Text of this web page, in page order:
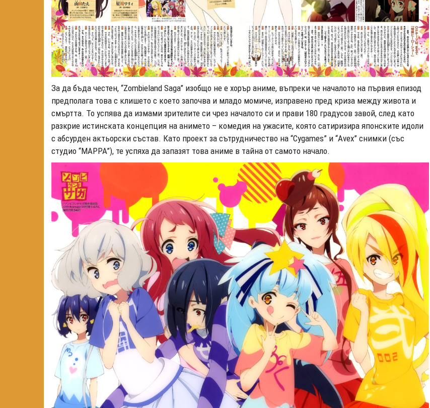
За да бъда честен, “Zombieland Saga” изобщо не е хорър аниме, въпреки че началото на първия епизод
предполага това с клишето с което започва и младо момиче, изправено пред криза между живота и
смъртта. То успява да измами зрителите си чрез началото си и прави 180 градусов завой, след като
разкрие истинската концепция на анимето – комедия на ужасите, която сатиризира японските идоли
с абсурден актьорски състав. Като проект за сътрудничество на “Cygames” и “Avex” снимки (със
студио “MAPPA”), те успяха да запазят това аниме в тайна от самото начало.